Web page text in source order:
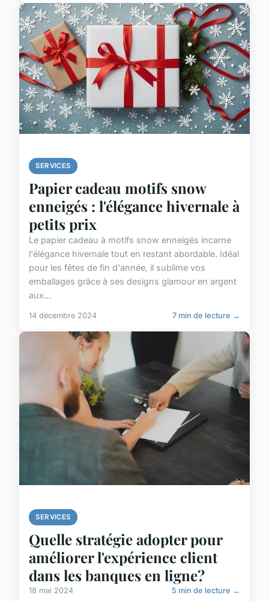
SERVICES
Papier cadeau motifs snow
enneigés : l'élégance hivernale à
petits prix
Le papier cadeau à motifs snow enneigés incarne
l'élégance hivernale tout en restant abordable. Idéal
pour les fêtes de fin d'année, il sublime vos
emballages grâce à ses designs glamour en argent
aux...
14 décembre 2024 7 min de lecture →
SERVICES
Quelle stratégie adopter pour
améliorer l'expérience client
dans les banques en ligne?
18 mai 2024 5 min de lecture →